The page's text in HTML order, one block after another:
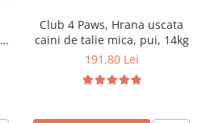
Club 4 Paws, Hrana uscata
caini de talie mica, pui, 14kg
191,80 Lei